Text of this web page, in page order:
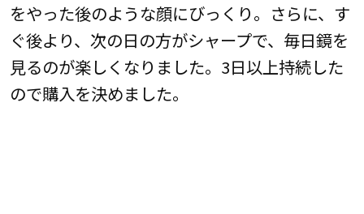
をやった後のような顔にびっくり。さらに、す
ぐ後より、次の日の方がシャープで、毎日鏡を
見るのが楽しくなりました。3日以上持続した
ので購入を決めました。